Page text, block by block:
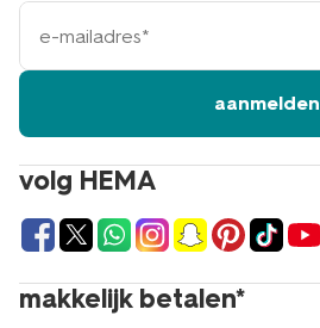
volg HEMA
makkelijk betalen*
e-
mailadres
aanmelden